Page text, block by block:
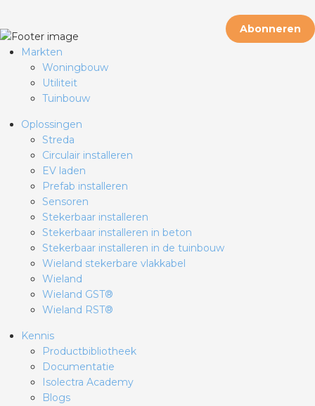
Abonneren
Markten
Woningbouw
Utiliteit
Tuinbouw
Oplossingen
Streda
Circulair installeren
EV laden
Prefab installeren
Sensoren
Stekerbaar installeren
Stekerbaar installeren in beton
Stekerbaar installeren in de tuinbouw
Wieland stekerbare vlakkabel
Wieland
Wieland GST®
Wieland RST®
Kennis
Productbibliotheek
Documentatie
Isolectra Academy
Blogs